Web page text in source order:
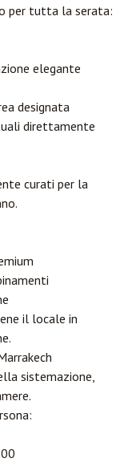
per tutta la serata:
elegante
designata
direttamente
curati per la
il locale in
sistemazione,